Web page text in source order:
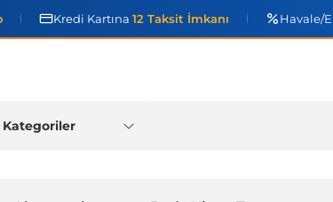
Kredi Kartına 12 Taksit İmkanı Havale/